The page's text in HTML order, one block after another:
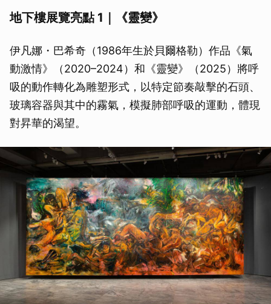
地下樓展覽亮點 1｜《靈變》
伊凡娜・巴希奇（1986年生於貝爾格勒）作品《氣
動激情》（2020–2024）和《靈變》（2025）將呼
吸的動作轉化為雕塑形式，以特定節奏敲擊的石頭、
玻璃容器與其中的霧氣，模擬肺部呼吸的運動，體現
對昇華的渴望。